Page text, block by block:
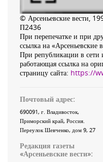
© Арсеньевские вести,
П2436
При перепечатке и при
ссылка на «Арсеньевские
При републикации в сети
работающая ссылка на
страницу сайта: https://
Почтовый адрес:
690091, г. Владивосток,
Приморский край, Россия
Переулок Шевченко, дом 9, 27
Редакция газеты
«Арсеньевские вести»: